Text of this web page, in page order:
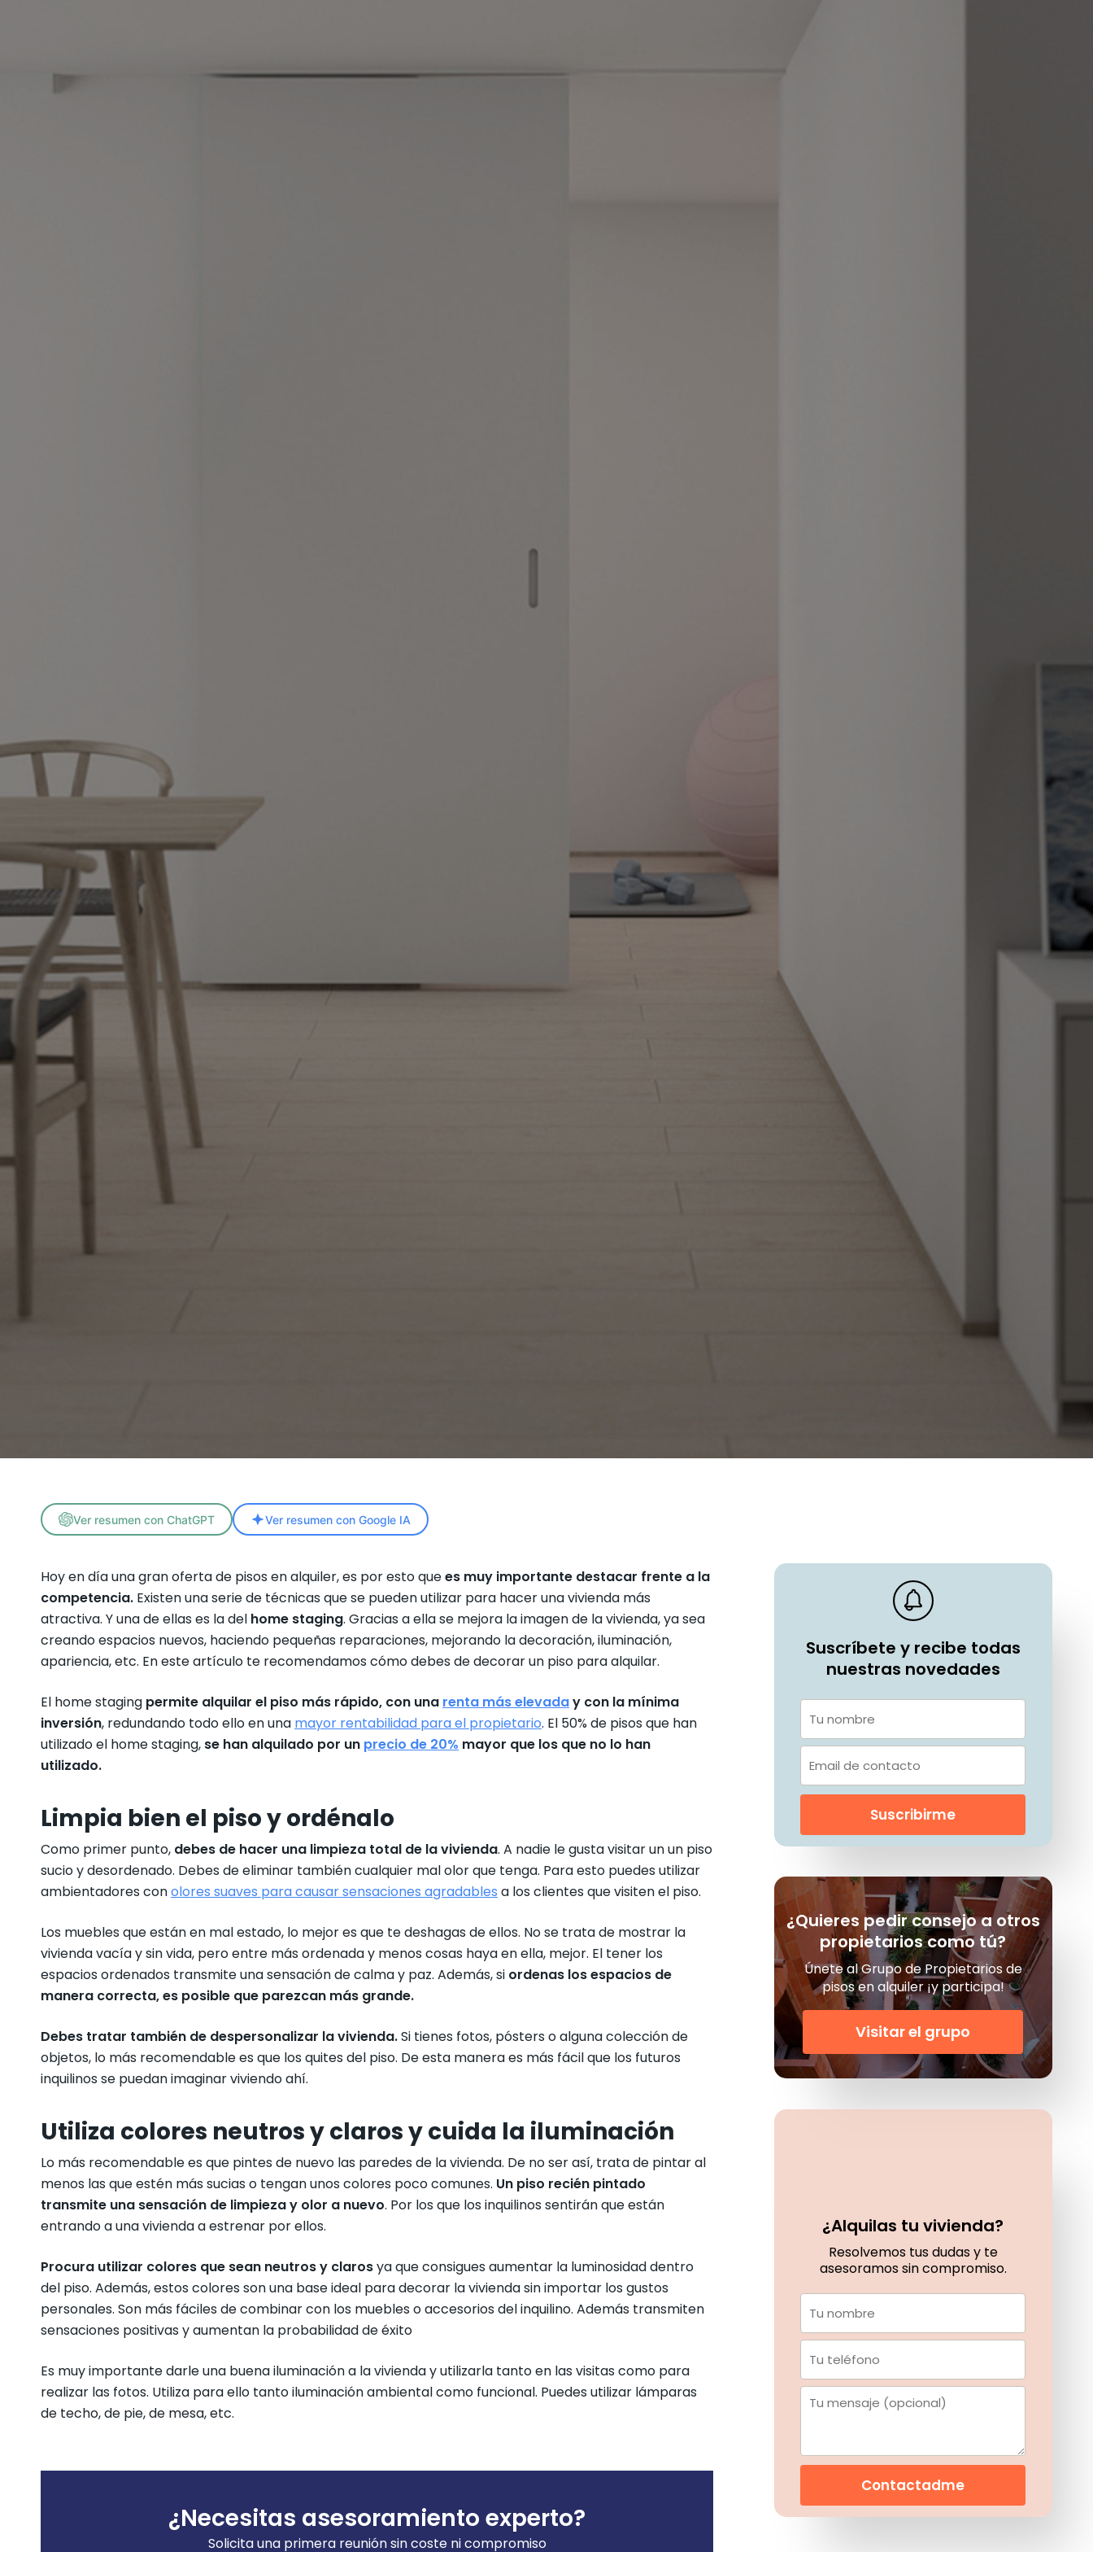
PorMarcos Menéndez
Ver resumen con ChatGPT Ver resumen con Google IA
Hoy en día una gran oferta de pisos en alquiler, es por esto quees muy importante destacar frente a la
competencia. Existen una serie de técnicas que se pueden utilizar para hacer una vivienda más
atractiva. Y una de ellas es la del home staging. Gracias a ella se mejora la imagen de la vivienda, ya sea
creando espacios nuevos, haciendo pequeñas reparaciones, mejorando la decoración, iluminación,
apariencia, etc. En este artículo te recomendamos cómo debes de decorar un piso para alquilar.
El home staging permite alquilar el piso más rápido, con una renta más elevaday con la mínima
inversión, redundando todo ello en una mayor rentabilidad para el propietario. El 50% de pisos que han
utilizado el home staging, se han alquilado por un precio de 20% mayor que los que no lo han
utilizado.
Limpia bien el piso y ordénalo
Como primer punto, debes de hacer una limpieza total de la vivienda. A nadie le gusta visitar un un piso
sucio y desordenado. Debes de eliminar también cualquier mal olor que tenga. Para esto puedes utilizar
ambientadores conolores suaves para causar sensaciones agradables a los clientes que visiten el piso.
Los muebles que están en mal estado, lo mejor es que te deshagas de ellos. No se trata de mostrar la
vivienda vacía y sin vida, pero entre más ordenada y menos cosas haya en ella, mejor. El tener los
espacios ordenados transmite una sensación de calma y paz. Además, si ordenas los espacios de
manera correcta, es posible que parezcan más grande.
Debes tratar también de despersonalizar la vivienda.Si tienes fotos, pósters o alguna colección de
objetos, lo más recomendable es que los quites del piso. De esta manera es más fácil que los futuros
inquilinos se puedan imaginar viviendo ahí.
Utiliza colores neutros y claros y cuida la iluminación
Lo más recomendable es que pintes de nuevo las paredes de la vivienda. De no ser así, trata de pintar al
menos las que estén más sucias o tengan unos colores poco comunes. Un piso recién pintado
transmite una sensación de limpieza y olor a nuevo. Por los que los inquilinos sentirán que están
entrando a una vivienda a estrenar por ellos.
Procura utilizar colores que sean neutros y clarosya que consigues aumentar la luminosidad dentro
del piso. Además, estos colores son una base ideal para decorar la vivienda sin importar los gustos
personales. Son más fáciles de combinar con los muebles o accesorios del inquilino. Además transmiten
sensaciones positivas y aumentan la probabilidad de éxito
Es muy importante darle una buena iluminación a la vivienda y utilizarla tanto en las visitas como para
realizar las fotos. Utiliza para ello tanto iluminación ambiental como funcional. Puedes utilizar lámparas
de techo, de pie, de mesa, etc.
¿Necesitas asesoramiento experto?
Solicita una primera reunión sin coste ni compromiso
Suscríbete y recibe todas
nuestras novedades
¿Quieres pedir consejo a otros
propietarios como tú?
Únete al Grupo de Propietarios de
pisos en alquiler ¡y participa!
Visitar el grupo
¿Alquilas tu vivienda?
Resolvemos tus dudas y te
asesoramos sin compromiso.